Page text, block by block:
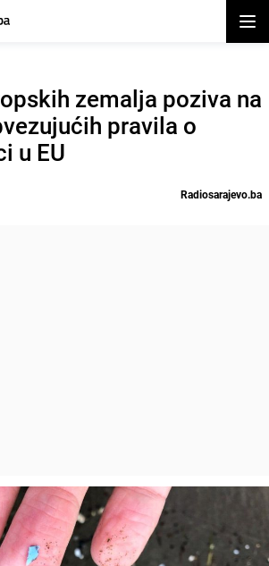
zemalja poziva na
pravila o
u EU
Radiosarajevo.ba